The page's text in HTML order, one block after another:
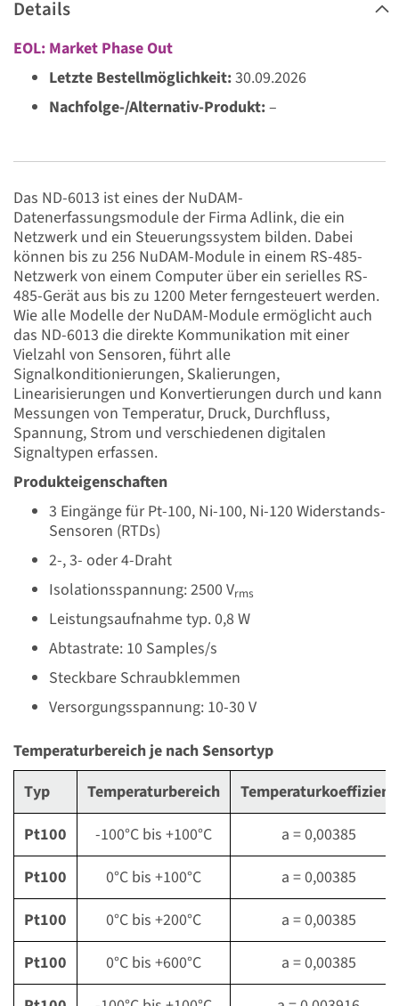
Details
EOL: Market Phase Out
Letzte Bestellmöglichkeit:30.09.2026
Nachfolge-/Alternativ-Produkt:–
Das ND-6013 ist eines der NuDAM-
Datenerfassungsmodule der Firma Adlink, die ein
Netzwerk und ein Steuerungssystem bilden. Dabei
können bis zu 256 NuDAM-Module in einem RS-485-
Netzwerk von einem Computer über ein serielles RS-
485-Gerät aus bis zu 1200 Meter ferngesteuert werden.
Wie alle Modelle der NuDAM-Module ermöglicht auch
das ND-6013 die direkte Kommunikation mit einer
Vielzahl von Sensoren, führt alle
Signalkonditionierungen, Skalierungen,
Linearisierungen und Konvertierungen durch und kann
Messungen von Temperatur, Druck, Durchfluss,
Spannung, Strom und verschiedenen digitalen
Signaltypen erfassen.
Produkteigenschaften
3 Eingänge für Pt-100, Ni-100, Ni-120 Widerstands-
Sensoren (RTDs)
2-, 3- oder 4-Draht
Isolationsspannung: 2500 Vrms
Leistungsaufnahme typ. 0,8 W
Abtastrate: 10 Samples/s
Steckbare Schraubklemmen
Versorgungsspannung: 10-30 V
Temperaturbereich je nach Sensortyp
Typ
Temperaturbereich
Temperaturkoeffizient
Pt100
-100°C bis +100°C
a = 0,00385
Pt100
0°C bis +100°C
a = 0,00385
Pt100
0°C bis +200°C
a = 0,00385
Pt100
0°C bis +600°C
a = 0,00385